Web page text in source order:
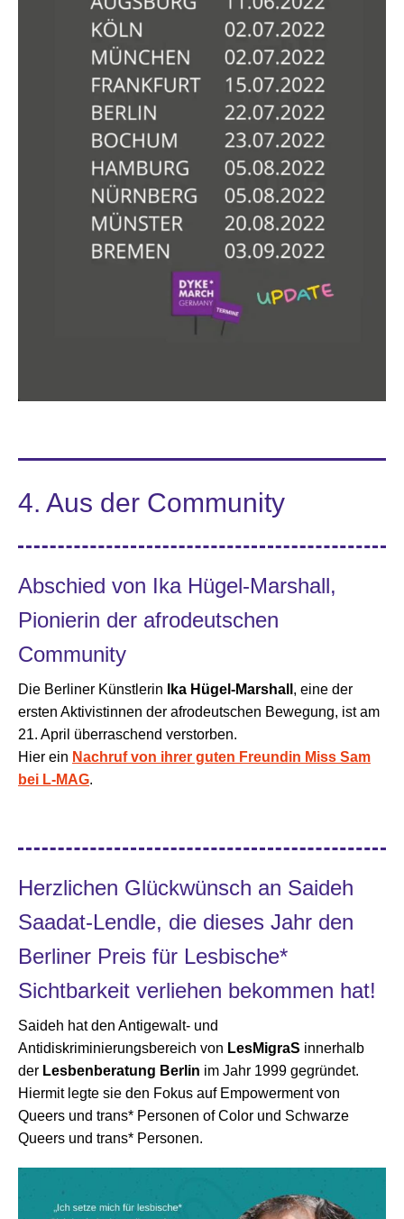
4. Aus der Community
Abschied von Ika Hügel-Marshall,
Pionierin der afrodeutschen
Community
Die Berliner Künstlerin Ika Hügel-Marshall , eine der
ersten Aktivistinnen der afrodeutschen Bewegung, ist am
21. April überraschend verstorben.
Hier ein Nachruf von ihrer guten Freundin Miss Sam
bei L-MAG.
Herzlichen Glückwünsch an Saideh
Saadat-Lendle, die dieses Jahr den
Berliner Preis für Lesbische*
Sichtbarkeit verliehen bekommen hat!
Saideh hat den Antigewalt- und
Antidiskriminierungsbereich von LesMigraS innerhalb
der Lesbenberatung Berlin im Jahr 1999 gegründet.
Hiermit legte sie den Fokus auf Empowerment von
Queers und trans* Personen of Color und Schwarze
Queers und trans* Personen.